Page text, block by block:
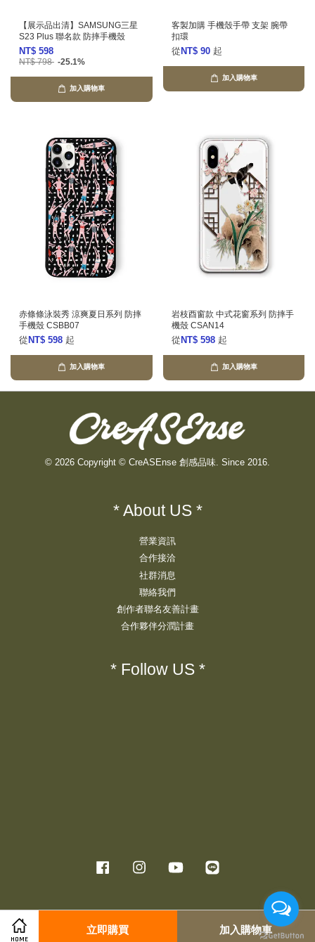
HOME
立即購買 加入購物車
【展示品出清】SAMSUNG三星
S23 Plus 聯名款 防摔手機殼
NT$ 598
NT$ 798 -25.1%
加入購物車
客製加購 手機殼手帶 支架 腕帶
扣環
從 NT$ 90 起
加入購物車
赤條條泳裝秀 涼爽夏日系列 防摔
手機殼 CSBB07
從 NT$ 598 起
加入購物車
岩枝酉窗款 中式花窗系列 防摔手
機殼 CSAN14
從 NT$ 598 起
加入購物車
© 2026 Copyright © CreASEnse 創感品味. Since 2016.
* About US *
營業資訊
合作接洽
社群消息
聯絡我們
創作者聯名友善計畫
合作夥伴分潤計畫
* Follow US *
Facebook Instagram YouTube